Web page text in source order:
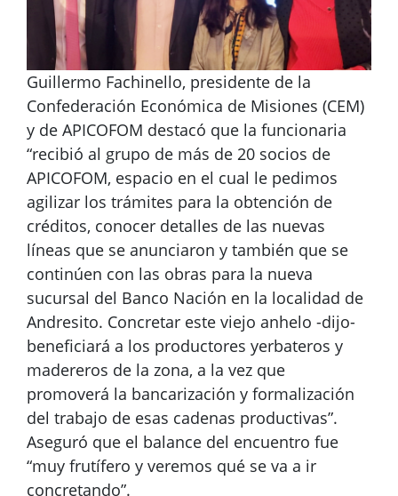
Guillermo Fachinello, presidente de la
Confederación Económica de Misiones (CEM)
y de APICOFOM destacó que la funcionaria
“recibió al grupo de más de 20 socios de
APICOFOM, espacio en el cual le pedimos
agilizar los trámites para la obtención de
créditos, conocer detalles de las nuevas
líneas que se anunciaron y también que se
continúen con las obras para la nueva
sucursal del Banco Nación en la localidad de
Andresito. Concretar este viejo anhelo -dijo-
beneficiará a los productores yerbateros y
madereros de la zona, a la vez que
promoverá la bancarización y formalización
del trabajo de esas cadenas productivas”.
Aseguró que el balance del encuentro fue
“muy frutífero y veremos qué se va a ir
concretando”.